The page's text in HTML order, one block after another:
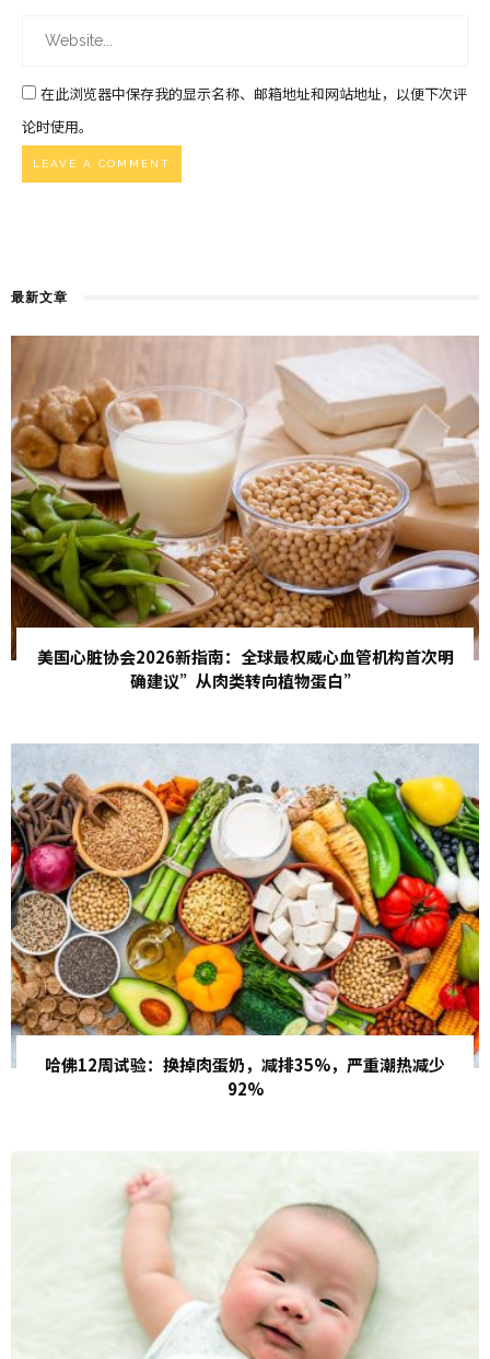
在此浏览器中保存我的显示名称、邮箱地址和网站地址，以便下次评
论时使用。
最新文章
美国心脏协会2026新指南：全球最权威心血管机构首次明
确建议”从肉类转向植物蛋白”
哈佛12周试验：换掉肉蛋奶，减排35%，严重潮热减少
92%